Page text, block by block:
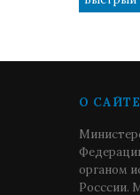
О САЙТЕ
органом
Росссии.